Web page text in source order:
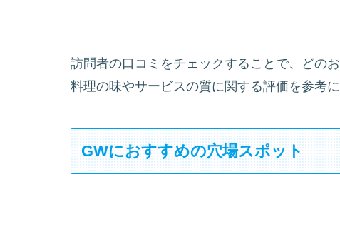
訪問者の口コミをチェックすることで、どの
料理の味やサービスの質に関する評価を参考
GWにおすすめの穴場スポット